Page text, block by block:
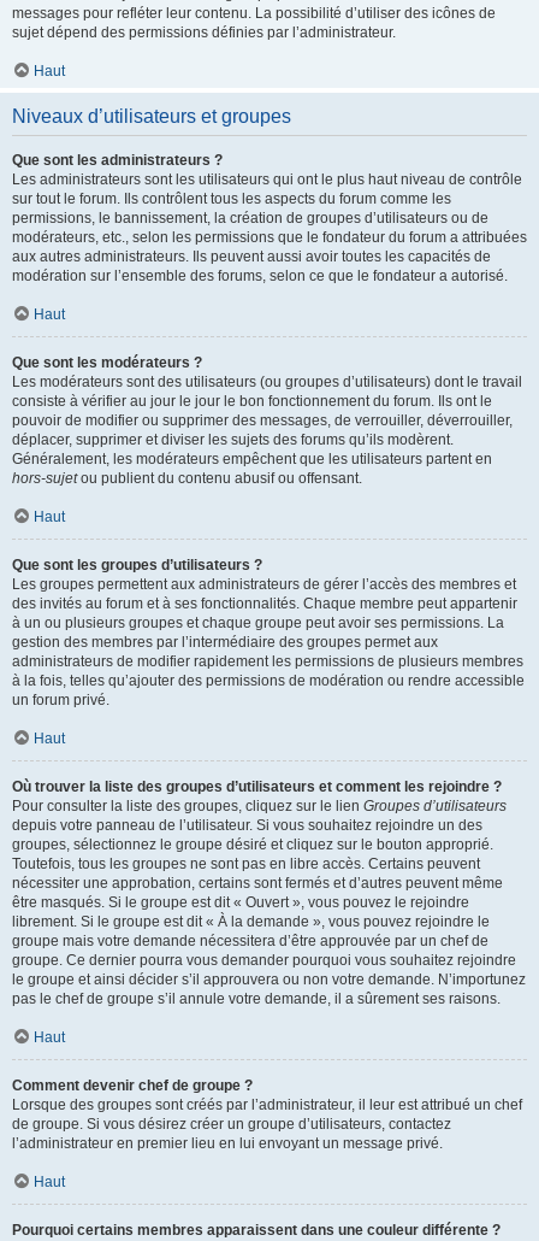
messages pour refléter leur contenu. La possibilité d’utiliser des icônes de
sujet dépend des permissions définies par l’administrateur.
Haut
Niveaux d’utilisateurs et groupes
Que sont les administrateurs ?
Les administrateurs sont les utilisateurs qui ont le plus haut niveau de contrôle
sur tout le forum. Ils contrôlent tous les aspects du forum comme les
permissions, le bannissement, la création de groupes d’utilisateurs ou de
modérateurs, etc., selon les permissions que le fondateur du forum a attribuées
aux autres administrateurs. Ils peuvent aussi avoir toutes les capacités de
modération sur l’ensemble des forums, selon ce que le fondateur a autorisé.
Haut
Que sont les modérateurs ?
Les modérateurs sont des utilisateurs (ou groupes d’utilisateurs) dont le travail
consiste à vérifier au jour le jour le bon fonctionnement du forum. Ils ont le
pouvoir de modifier ou supprimer des messages, de verrouiller, déverrouiller,
déplacer, supprimer et diviser les sujets des forums qu’ils modèrent.
Généralement, les modérateurs empêchent que les utilisateurs partent en
hors-sujetou publient du contenu abusif ou offensant.
Haut
Que sont les groupes d’utilisateurs ?
Les groupes permettent aux administrateurs de gérer l’accès des membres et
des invités au forum et à ses fonctionnalités. Chaque membre peut appartenir
à un ou plusieurs groupes et chaque groupe peut avoir ses permissions. La
gestion des membres par l’intermédiaire des groupes permet aux
administrateurs de modifier rapidement les permissions de plusieurs membres
à la fois, telles qu’ajouter des permissions de modération ou rendre accessible
un forum privé.
Haut
Où trouver la liste des groupes d’utilisateurs et comment les rejoindre ?
Pour consulter la liste des groupes, cliquez sur le lien Groupes d’utilisateurs
depuis votre panneau de l’utilisateur. Si vous souhaitez rejoindre un des
groupes, sélectionnez le groupe désiré et cliquez sur le bouton approprié.
Toutefois, tous les groupes ne sont pas en libre accès. Certains peuvent
nécessiter une approbation, certains sont fermés et d’autres peuvent même
être masqués. Si le groupe est dit « Ouvert », vous pouvez le rejoindre
librement. Si le groupe est dit « À la demande », vous pouvez rejoindre le
groupe mais votre demande nécessitera d’être approuvée par un chef de
groupe. Ce dernier pourra vous demander pourquoi vous souhaitez rejoindre
le groupe et ainsi décider s’il approuvera ou non votre demande. N’importunez
pas le chef de groupe s’il annule votre demande, il a sûrement ses raisons.
Haut
Comment devenir chef de groupe ?
Lorsque des groupes sont créés par l’administrateur, il leur est attribué un chef
de groupe. Si vous désirez créer un groupe d’utilisateurs, contactez
l’administrateur en premier lieu en lui envoyant un message privé.
Haut
Pourquoi certains membres apparaissent dans une couleur différente ?